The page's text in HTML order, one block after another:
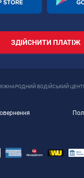
ЗДІЙСНИТИ ПЛАТІЖ
ВОДІЙСЬКИЙ ЦЕНТР.